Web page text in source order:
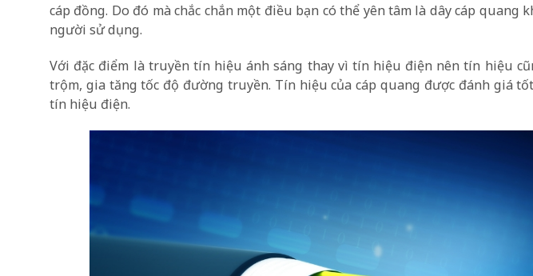
cáp đồng. Do đó mà chắc chắn một điều bạn có thể yên tâm là dây cáp quang
người sử dụng.
Với đặc điểm là truyền tín hiệu ánh sáng thay vì tín hiệu điện nên tín hiệu
trộm, gia tăng tốc độ đường truyền. Tín hiệu của cáp quang được đánh giá
tín hiệu điện.